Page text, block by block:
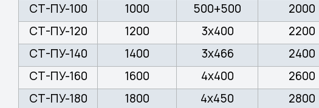
СТ-ПУ-100
1000 500+500
2000
СТ-ПУ-120
1200 3х400
2200
СТ-ПУ-140
1400 3х466
2400
СТ-ПУ-160
1600 4х400
2600
СТ-ПУ-180
1800 4х450
2800